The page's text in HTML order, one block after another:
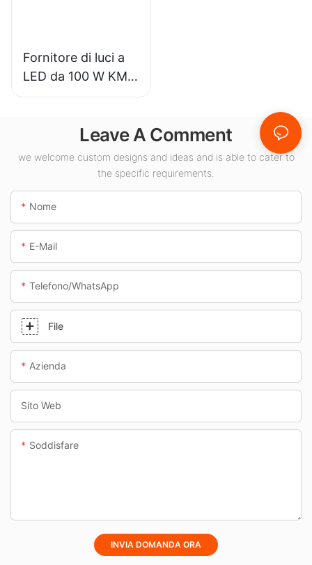
Fornitore di luci a
LED da 100 W KML-
CLA per spazi
stazioni di servizio
e sottopassaggi.
Leave A Comment
we welcome custom designs and ideas and is able to cater to
the specific requirements.
Nome
E-Mail
Telefono/WhatsApp
File
Azienda
Sito Web
Soddisfare
INVIA DOMANDA ORA